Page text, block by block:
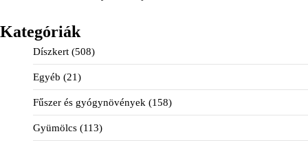
Kategóriák
Díszkert (508)
Egyéb (21)
Fűszer és gyógynövények (158)
Gyümölcs (113)